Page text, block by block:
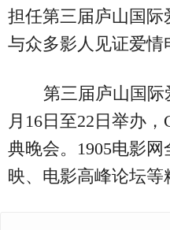
担任第三届庐山国际
与众多影人见证爱情
第三届庐山国际
月16日至22日举办
典晚会。1905电影
映、电影高峰论坛等